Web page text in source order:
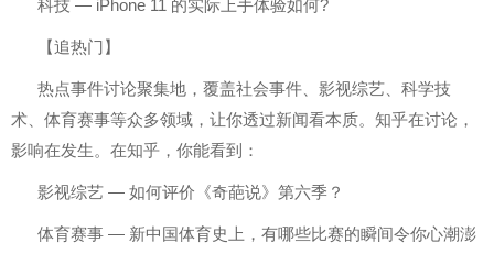
科技 — iPhone 11 的实际上手体验如何?
【追热门】
热点事件讨论聚集地，覆盖社会事件、影视综艺、科学技
术、体育赛事等众多领域，让你透过新闻看本质。知乎在讨论，
影响在发生。在知乎，你能看到：
影视综艺 — 如何评价《奇葩说》第六季？
体育赛事 — 新中国体育史上，有哪些比赛的瞬间令你心潮澎